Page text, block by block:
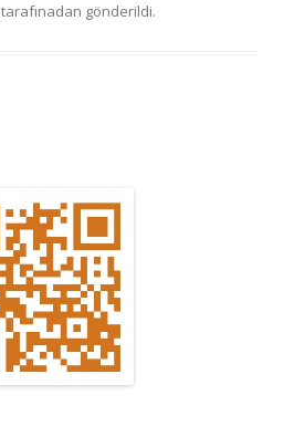
tarafınadan gönderildi.